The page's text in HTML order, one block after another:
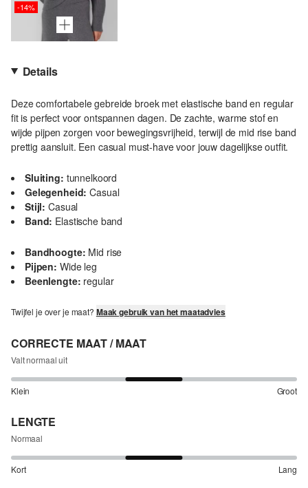
-14%
Details
Deze comfortabele gebreide broek met elastische band en regular
fit is perfect voor ontspannen dagen. De zachte, warme stof en
wijde pijpen zorgen voor bewegingsvrijheid, terwijl de mid rise band
prettig aansluit. Een casual must-have voor jouw dagelijkse outfit.
Sluiting: tunnelkoord
Gelegenheid: Casual
Stijl: Casual
Band: Elastische band
Bandhoogte: Mid rise
Pijpen: Wide leg
Beenlengte: regular
Twijfel je over je maat? Maak gebruik van het maatadvies
CORRECTE MAAT / MAAT
Valt normaal uit
Klein Groot
LENGTE
Normaal
Kort Lang